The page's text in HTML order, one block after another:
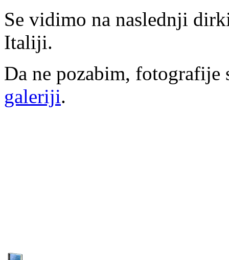
Se vidimo na naslednji
Italiji.
Da ne pozabim,
galeriji.